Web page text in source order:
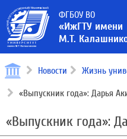
ФГБОУ ВО
«ИжГТУ имени
М.Т.
Новости Жизнь
«Выпускник года»: Дарья
«Выпускник года»: